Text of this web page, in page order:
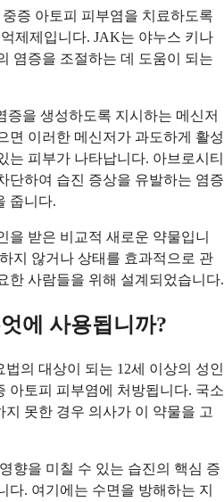
증 아토피 피부염을 치료하도록
제제입니다. JAK는 야누스 키나
염증을 조절하는 데 도움이 되는
증을 생성하도록 지시하는 메신저
면 이러한 메신저가 과도하게 활성
는 피부가 나타납니다. 아브로시티
단하여 습진 증상을 유발하는 염증
줍니다.
을 받은 비교적 새로운 약물입니
지 않거나 상태를 효과적으로 관
한 사람들을 위해 설계되었습니다.
에 사용됩니까?
의 대상이 되는 12세 이상의 성인
아토피 피부염에 처방됩니다. 국소
못한 경우 의사가 이 약물을 고
향을 미칠 수 있는 습진의 핵심 증
다. 여기에는 수면을 방해하는 지